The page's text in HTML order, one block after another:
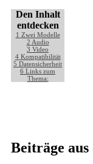
Den Inhalt
entdecken
1 Zwei Modelle
2 Audio
3 Video
4 Kompatibilität
5 Datensicherheit
6 Links zum
Thema:
Beiträge